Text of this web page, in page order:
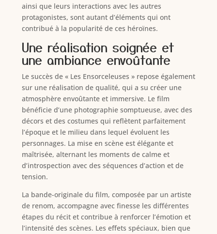
ainsi que leurs interactions avec les autres
protagonistes, sont autant d’éléments qui ont
contribué à la popularité de ces héroïnes.
Une réalisation soignée et
une ambiance envoûtante
Le succès de « Les Ensorceleuses » repose également
sur une réalisation de qualité, qui a su créer une
atmosphère envoûtante et immersive. Le film
bénéficie d’une photographie somptueuse, avec des
décors et des costumes qui reflètent parfaitement
l’époque et le milieu dans lequel évoluent les
personnages. La mise en scène est élégante et
maîtrisée, alternant les moments de calme et
d’introspection avec des séquences d’action et de
tension.
La bande-originale du film, composée par un artiste
de renom, accompagne avec finesse les différentes
étapes du récit et contribue à renforcer l’émotion et
l’intensité des scènes. Les effets spéciaux, bien que